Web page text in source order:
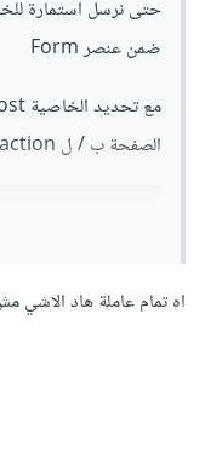
ضمن عنصر Form
الصفحة ب / ل action لأن شيفرتك ترسل بيانات للخادم
اه تمام عاملة هاد الاشي